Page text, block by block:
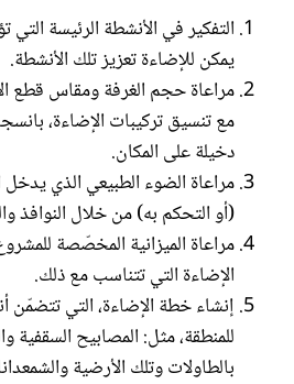
التفكير في الأنشطة الرئيسة
يمكن للإضاءة تعزيز تلك الأنشطة.
مراعاة حجم الغرفة ومقاس قطع
مع تنسيق تركيبات الإضاءة،
دخيلة على المكان.
مراعاة الضوء الطبيعي الذي يدخل
(أو التحكم به) من خلال النوافذ
مراعاة الميزانية المخصّصة
الإضاءة التي تتناسب مع ذلك.
إنشاء خطة الإضاءة، التي تتضمّن
للمنطقة، مثل: المصابيح السقفية
بالطاولات وتلك الأرضية